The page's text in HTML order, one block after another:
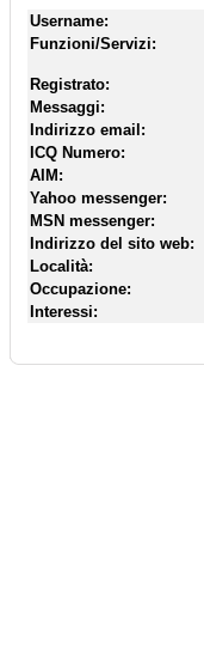
Username:
Funzioni/Servizi:
Registrato:
Messaggi:
Indirizzo email:
ICQ Numero:
AIM:
Yahoo messenger:
MSN messenger:
Indirizzo del sito web:
Località:
Occupazione:
Interessi: